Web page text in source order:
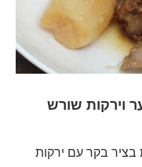
וירקות שורש
בקר עם ירקות